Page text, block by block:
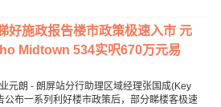
好施政报告楼市政策极速入市 元
Midtown 534实呎670万元易
元朗 - 朗屏站分行助理区域经理张国成(Key
布一系列利好楼市政策后，部分睇楼客极速